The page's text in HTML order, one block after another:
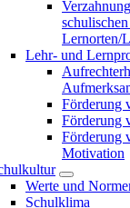
Lernorten/
Lehr- und
Förderung
Förderung
Förderung
Motivation
Werte und
Schulklima